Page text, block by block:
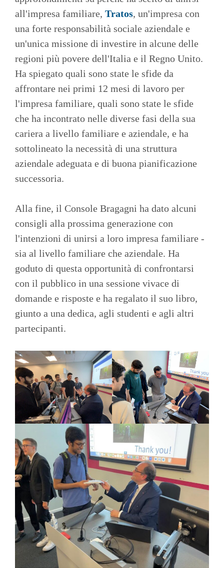
all'impresa familiare, Tratos, un'impresa con
una forte responsabilità sociale aziendale e
un'unica missione di investire in alcune delle
regioni più povere dell'Italia e il Regno Unito.
Ha spiegato quali sono state le sfide da
affrontare nei primi 12 mesi di lavoro per
l'impresa familiare, quali sono state le sfide
che ha incontrato nelle diverse fasi della sua
cariera a livello familiare e aziendale, e ha
sottolineato la necessità di una struttura
aziendale adeguata e di buona pianificazione
successoria.
Alla fine, il Console Bragagni ha dato alcuni
consigli alla prossima generazione con
l'intenzioni di unirsi a loro impresa familiare -
sia al livello familiare che aziendale. Ha
goduto di questa opportunità di confrontarsi
con il pubblico in una sessione vivace di
domande e risposte e ha regalato il suo libro,
giunto a una dedica, agli studenti e agli altri
partecipanti.